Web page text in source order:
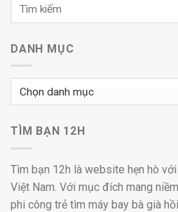
DANH MỤC
Danh
mục
TÌM BẠN 12H
Tìm bạn 12h là website hẹn hò
Việt Nam. Với mục đích mang
phi công trẻ tìm máy bay bà già